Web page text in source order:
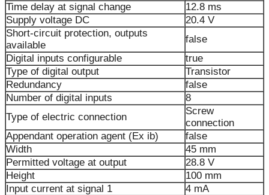
Time delay at signal change
12.8 ms
Supply voltage DC
20.4 V
Short-circuit protection, outputs
available
false
Digital inputs configurable
true
Type of digital output
Transistor
Redundancy
false
Number of digital inputs
8
Type of electric connection
Screw
connection
Appendant operation agent (Ex ib)
false
Width
45 mm
Permitted voltage at output
28.8 V
Height
100 mm
Input current at signal 1
4 mA